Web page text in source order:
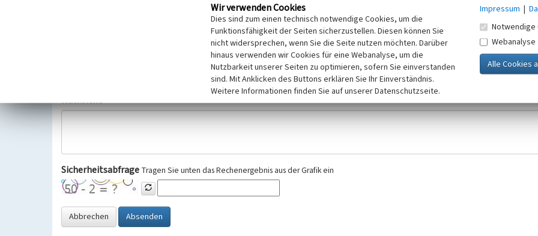
Wir bitten Sie um freiwillige Angabe Ihres Namens und Ihrer E-Mail-Adresse. Ihre Angaben werden ausschließlich im Rahmen der KuLaDig-
Selbstverständlich werden diese entsprechend der Vorschriften des Telemediengesetzes, des Datenschutzgesetzes NRW und der seit
Datenschutzgrundverordnung (EU-DSGVO) vertraulich behandelt, beachten Sie bitte unsere Hinweise zumDatenschutz
Nachricht
Sicherheitsabfrage Tragen Sie unten das Rechenergebnis aus der Grafik ein
Abbrechen Absenden
Wir verwenden Cookies
Dies sind zum einen technisch notwendige Cookies, um die
Funktionsfähigkeit der Seiten sicherzustellen. Diesen können Sie
nicht widersprechen, wenn Sie die Seite nutzen möchten. Darüber
hinaus verwenden wir Cookies für eine Webanalyse, um die
Nutzbarkeit unserer Seiten zu optimieren, sofern Sie einverstanden
sind. Mit Anklicken des Buttons erklären Sie Ihr Einverständnis.
Weitere Informationen finden Sie auf unserer Datenschutzseite.
Impressum |
Notwendige
Webanalyse